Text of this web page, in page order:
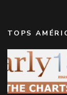
TOPS